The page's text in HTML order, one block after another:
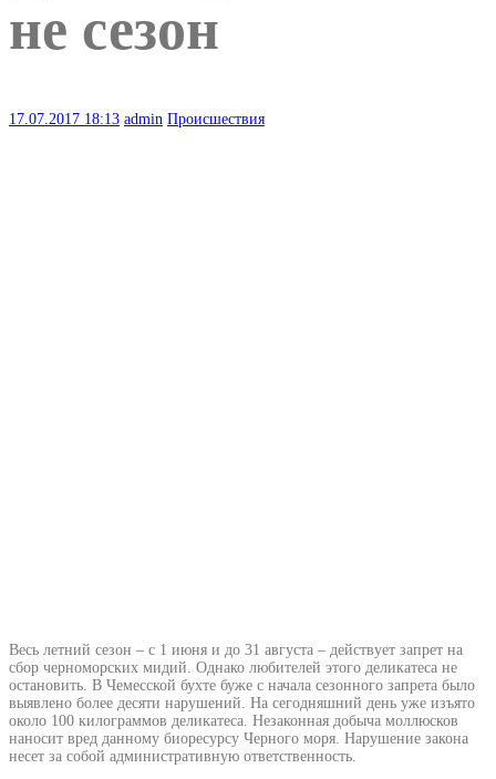
не сезон
17.07.2017 18:13 admin Происшествия
Весь летний сезон – с 1 июня и до 31 августа – действует запрет на
сбор черноморских мидий. Однако любителей этого деликатеса не
остановить. В Чемесской бухте буже с начала сезонного запрета было
выявлено более десяти нарушений. На сегодняшний день уже изъято
около 100 килограммов деликатеса. Незаконная добыча моллюсков
наносит вред данному биоресурсу Черного моря. Нарушение закона
несет за собой административную ответственность.